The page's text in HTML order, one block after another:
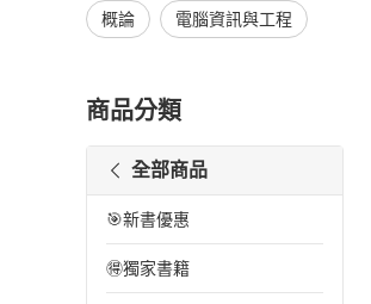
概論 電腦資訊與工程
商品分類
全部商品
🎯新書優惠
🉐獨家書籍